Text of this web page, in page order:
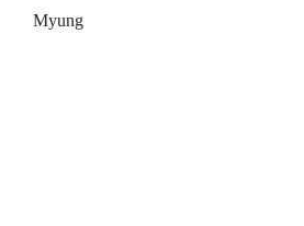
Myung